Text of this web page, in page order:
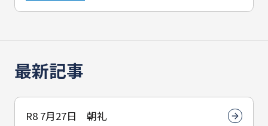
最新記事
R8 7月27日 朝礼